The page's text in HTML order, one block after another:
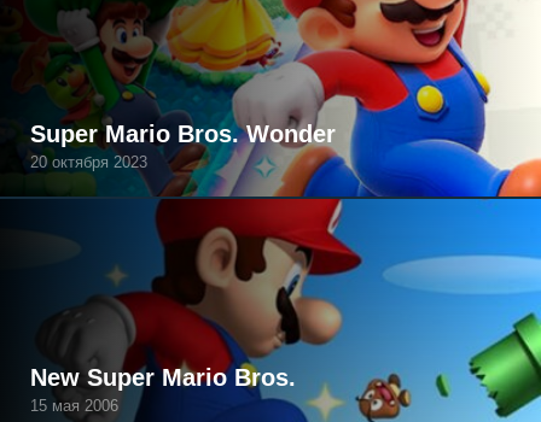
Super Mario Bros. Wonder
20 октября 2023
New Super Mario Bros.
15 мая 2006